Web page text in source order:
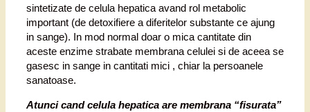
sintetizate de celula hepatica avand rol metabolic
important (de detoxifiere a diferitelor substante ce ajung
in sange). In mod normal doar o mica cantitate din
aceste enzime strabate membrana celulei si de aceea se
gasesc in sange in cantitati mici , chiar la persoanele
sanatoase.
Atunci cand celula hepatica are membrana “fisurata”